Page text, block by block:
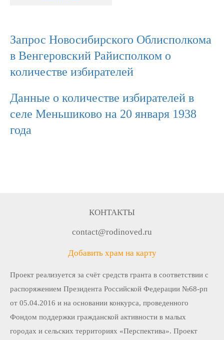
Запрос Новосибирского Облисполкома
в Венгеровский Райисполком о
количестве избирателей
Данные о количестве избирателей в
селе Меньшиково на 20 января 1938
года
КОНТАКТЫ
contact@rodinoved.ru
Добавить храм на карту
Проект реализуется за счёт средств гранта в соответствии c
распоряжением Президента Российской Федерации №68-рп
от 05.04.2016 и на основании конкурса, проведенного
Фондом поддержки гражданской активности в малых
городах и сельских территориях «Перспектива». Проект